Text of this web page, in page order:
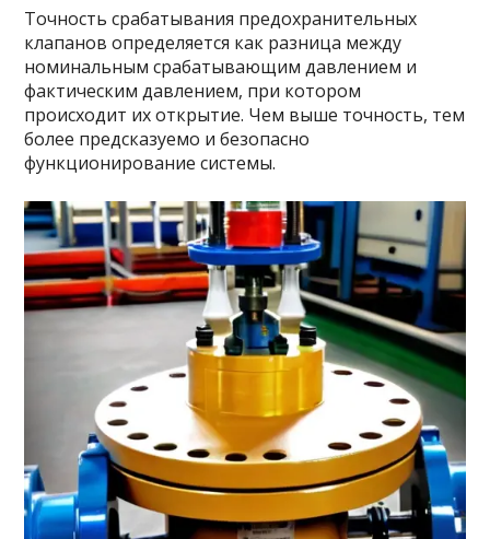
Точность срабатывания предохранительных
клапанов определяется как разница между
номинальным срабатывающим давлением и
фактическим давлением, при котором
происходит их открытие. Чем выше точность, тем
более предсказуемо и безопасно
функционирование системы.